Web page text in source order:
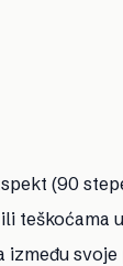
(90